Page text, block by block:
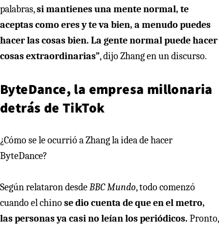
palabras,si mantienes una mente normal, te
aceptas como eres y te va bien, a menudo puedes
hacer las cosas bien. La gente normal puede hacer
cosas extraordinarias”, dijo Zhang en un discurso.
ByteDance, la empresa millonaria
detrás de TikTok
¿Cómo se le ocurrió a Zhang la idea de hacer
ByteDance?
Según relataron desdeBBC Mundo, todo comenzó
cuando el chino se dio cuenta de que en el metro,
las personas ya casi no leían los periódicos. Pronto,